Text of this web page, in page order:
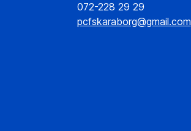
072-228 29 29
pcfskaraborg@gmail.com